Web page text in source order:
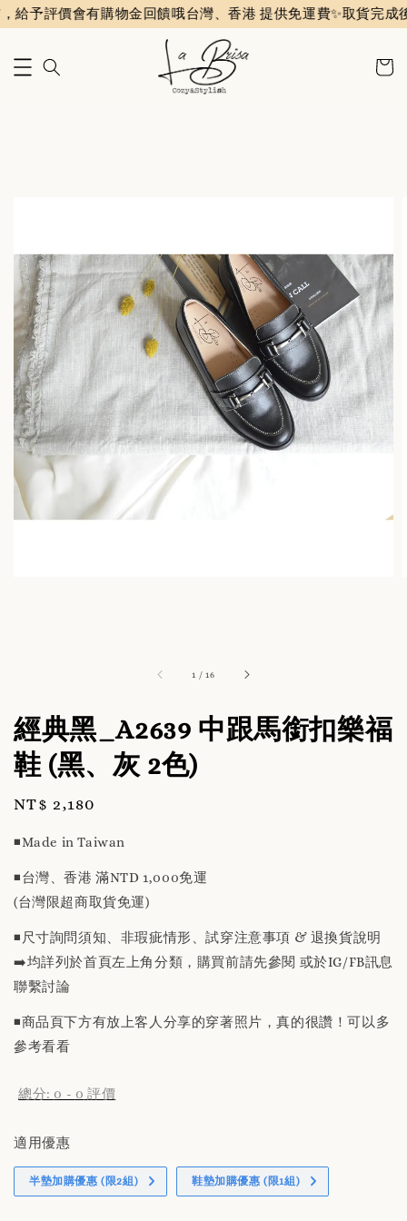
評價會有購物金回饋哦台灣、香港 提供免運費✨️取貨完成後會
1 /16
經典黑_A2639 中跟馬銜扣樂福
鞋 (黑、灰 2色)
Regular
NT$ 2,180
◾️Made in Taiwan
◾️台灣、香港 滿NTD 1,000免運
(台灣限超商取貨免運)
◾️尺寸詢問須知、非瑕疵情形、試穿注意事項 & 退換貨說明
➡️均詳列於首頁左上角分類，購買前請先參閱 或於IG/FB訊息
聯繫討論
◾️商品頁下方有放上客人分享的穿著照片，真的很讚！可以多
參考看看
總分: 0 - 0 評價
適用優惠
半墊加購優惠 (限2組) 鞋墊加購優惠 (限1組)